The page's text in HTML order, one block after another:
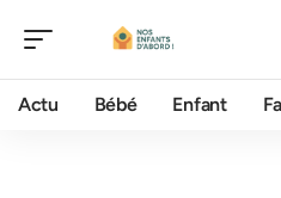
Actu Bébé Enfant